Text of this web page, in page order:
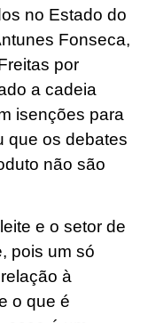
no Estado do
Fonseca,
por
a cadeia
isenções para
que os debates
não são
e o setor de
pois um só
à
o que é